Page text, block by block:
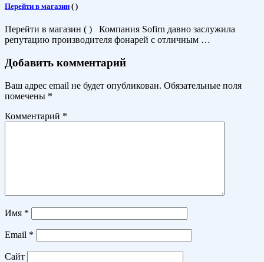
Перейти в магазин ( )
Перейти в магазин ( ) Компания Sofirn давно заслужила
репутацию производителя фонарей с отличным …
Добавить комментарий
Ваш адрес email не будет опубликован. Обязательные поля
помечены *
Комментарий *
Имя *
Email *
Сайт